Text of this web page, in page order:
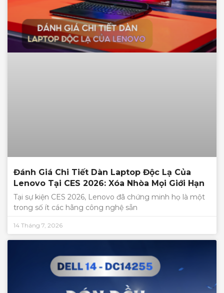
Đánh Giá Chi Tiết Dàn Laptop Độc Lạ Của
Lenovo Tại CES 2026: Xóa Nhòa Mọi Giới Hạn
Tại sự kiện CES 2026, Lenovo đã chứng minh họ là một
trong số ít các hãng công nghệ sẵn
14 Tháng 7, 2026